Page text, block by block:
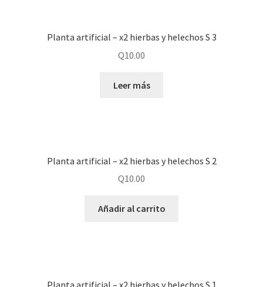
Planta artificial – x2 hierbas y helechos S 3
Q10.00
Leer más
Planta artificial – x2 hierbas y helechos S 2
Q10.00
Añadir al carrito
Planta artificial – x2 hierbas y helechos S 1